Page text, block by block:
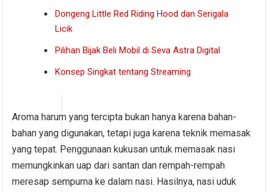
Dongeng Little Red Riding Hood dan Serigala
Licik
Pilihan Bijak Beli Mobil di Seva Astra Digital
Konsep Singkat tentang Streaming
Aroma harum yang tercipta bukan hanya karena bahan-
bahan yang digunakan, tetapi juga karena teknik memasak
yang tepat. Penggunaan kukusan untuk memasak nasi
memungkinkan uap dari santan dan rempah-rempah
meresap sempurna ke dalam nasi. Hasilnya, nasi uduk